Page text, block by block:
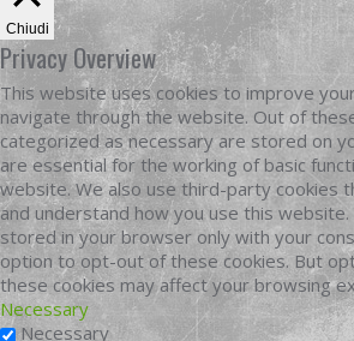
Chiudi
Privacy Overview
This website uses cookies to improve
navigate through the website. Out of
categorized as necessary are stored on
are essential for the working of basic
website. We also use third-party cookies
and understand how you use this
stored in your browser only with your
option to opt-out of these cookies. But
these cookies may affect your browsing
Necessary
Necessary